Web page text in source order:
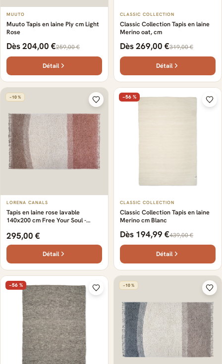
MUUTO
Muuto Tapis en laine Ply cm Light
Rose
Dès 204,00 €259,00 €
Détail
CLASSIC COLLECTION
Classic Collection Tapis en laine
Merino oat, cm
Dès 269,00 €319,00 €
Détail
−10 %
LORENA CANALS
Tapis en laine rose lavable
140x200 cm Free Your Soul -
295,00 €
Détail
−56 %
CLASSIC COLLECTION
Classic Collection Tapis en laine
Merino cm Blanc
Dès 194,99 €439,00 €
Détail
−56 % −10 %